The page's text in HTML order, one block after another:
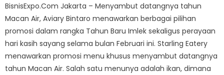
BisnisExpo.Com Jakarta – Menyambut datangnya tahun
Macan Air, Aviary Bintaro menawarkan berbagai pilihan
promosi dalam rangka Tahun Baru Imlek sekaligus perayaan
hari kasih sayang selama bulan Februari ini. Starling Eatery
menawarkan promosi menu khusus menyambut datangnya
tahun Macan Air. Salah satu menunya adalah ikan, dimana